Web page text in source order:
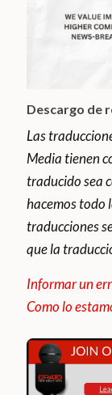
Descargo de
Las
Media tienen
traducido sea
hacemos todo
traducciones
que la
Informar un
Como lo